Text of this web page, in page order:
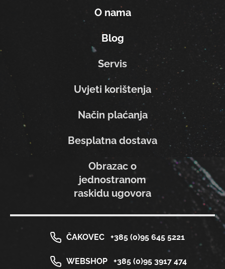
O nama
Blog
Servis
Uvjeti korištenja
Način plaćanja
Besplatna dostava
Obrazac o
jednostranom
raskidu ugovora
ČAKOVEC +385 (0)95 645 5221
WEBSHOP +385 (0)95 3917 474